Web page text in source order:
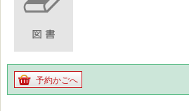
予約かごへ